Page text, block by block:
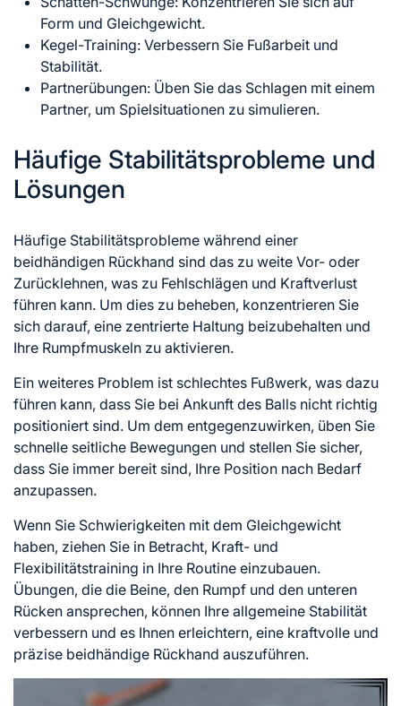
Form und Gleichgewicht.
Kegel-Training: Verbessern Sie Fußarbeit und
Stabilität.
Partnerübungen: Üben Sie das Schlagen mit einem
Partner, um Spielsituationen zu simulieren.
Häufige Stabilitätsprobleme und
Lösungen
Häufige Stabilitätsprobleme während einer
beidhändigen Rückhand sind das zu weite Vor- oder
Zurücklehnen, was zu Fehlschlägen und Kraftverlust
führen kann. Um dies zu beheben, konzentrieren Sie
sich darauf, eine zentrierte Haltung beizubehalten und
Ihre Rumpfmuskeln zu aktivieren.
Ein weiteres Problem ist schlechtes Fußwerk, was dazu
führen kann, dass Sie bei Ankunft des Balls nicht richtig
positioniert sind. Um dem entgegenzuwirken, üben Sie
schnelle seitliche Bewegungen und stellen Sie sicher,
dass Sie immer bereit sind, Ihre Position nach Bedarf
anzupassen.
Wenn Sie Schwierigkeiten mit dem Gleichgewicht
haben, ziehen Sie in Betracht, Kraft- und
Flexibilitätstraining in Ihre Routine einzubauen.
Übungen, die die Beine, den Rumpf und den unteren
Rücken ansprechen, können Ihre allgemeine Stabilität
verbessern und es Ihnen erleichtern, eine kraftvolle und
präzise beidhändige Rückhand auszuführen.